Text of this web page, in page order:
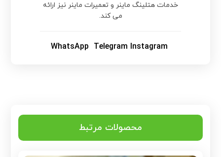
خدمات هتلینگ ماینر و تعمیرات ماینر نیز ارائه
می کند.
WhatsApp Telegram Instagram
محصولات مرتبط